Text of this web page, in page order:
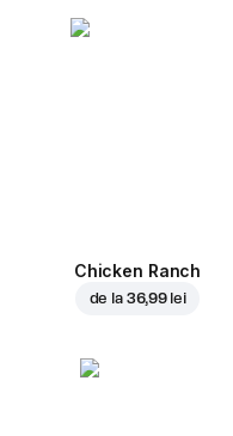
Chicken Ranch
de la 36,99 lei